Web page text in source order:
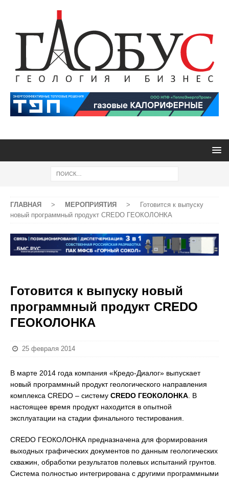
ГЛАВНАЯ > МЕРОПРИЯТИЯ >
Готовится к выпуску
новый программный продукт CREDO ГЕОКОЛОНКА
Готовится к выпуску новый
программный продукт CREDO
ГЕОКОЛОНКА
25 февраля 2014
В марте 2014 года компания «Кредо-Диалог» выпускает
новый программный продукт геологического направления
комплекса CREDO – систему CREDO ГЕОКОЛОНКА . В
настоящее время продукт находится в опытной
эксплуатации на стадии финального тестирования.
CREDO ГЕОКОЛОНКА предназначена для формирования
выходных графических документов по данным геологических
скважин, обработки результатов полевых испытаний грунтов.
Система полностью интегрирована с другими программными